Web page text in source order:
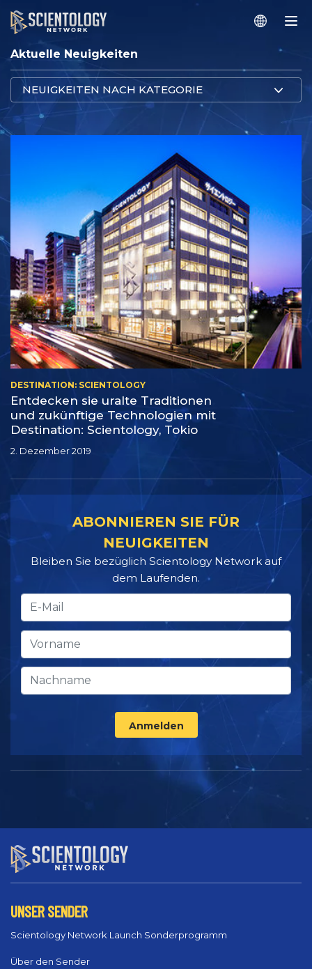
Aktuelle Neuigkeiten
NEUIGKEITEN NACH KATEGORIE
DESTINATION: SCIENTOLOGY
Entdecken sie uralte Traditionen
und zukünftige Technologien mit
Destination: Scientology, Tokio
2. Dezember 2019
ABONNIEREN SIE FÜR
NEUIGKEITEN
Bleiben Sie bezüglich Scientology Network auf
dem Laufenden.
Anmelden
UNSER SENDER
Scientology Network Launch Sonderprogramm
Über den Sender